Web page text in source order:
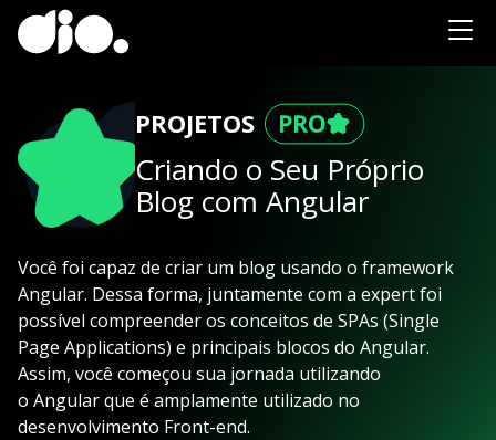
PROJETOS
Criando o Seu Próprio
Blog com Angular
Você foi capaz de criar um blog usando o framework
Angular. Dessa forma, juntamente com a expert foi
possível compreender os conceitos de SPAs (Single
Page Applications) e principais blocos do Angular.
Assim, você começou sua jornada utilizando
o Angular que é amplamente utilizado no
desenvolvimento Front-end.